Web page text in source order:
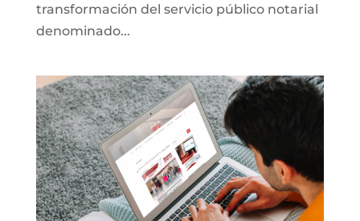
transformación del servicio público notarial
denominado...